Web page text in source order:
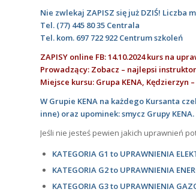
Nie zwlekaj ZAPISZ się już DZIŚ! Liczba
Tel. (77) 445 80 35 Centrala
Tel. kom. 697 722 922 Centrum szkoleń
ZAPISY online FB: 14.10.2024 kurs na
Prowadzący: Zobacz – najlepsi
Miejsce kursu: Grupa KENA, Kędzierzyn
W Grupie KENA na każdego Kursanta
inne) oraz upominek: smycz Grupy KENA.
Jeśli nie jesteś pewien jakich uprawnień
KATEGORIA G1 to UPRAWNIENIA
KATEGORIA G2 to UPRAWNIENIA
KATEGORIA G3 to UPRAWNIENIA